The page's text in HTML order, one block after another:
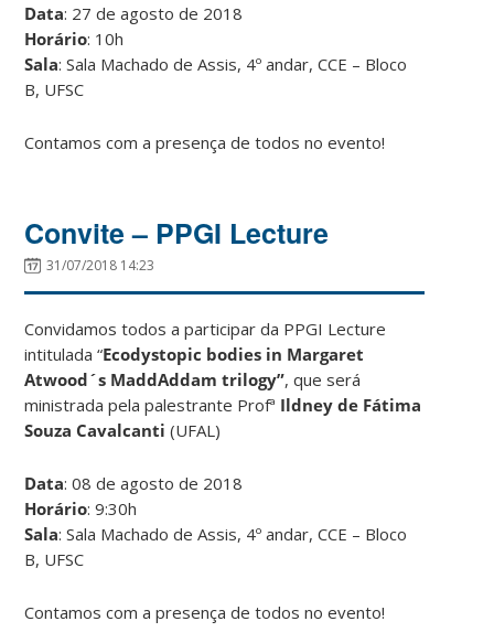
Data: 27 de agosto de 2018
Horário: 10h
Sala: Sala Machado de Assis, 4º andar, CCE – Bloco
B, UFSC
Contamos com a presença de todos no evento!
Convite – PPGI Lecture
31/07/2018 14:23
Convidamos todos a participar da PPGI Lecture
intitulada “Ecodystopic bodies in Margaret
Atwood´s MaddAddam trilogy”, que será
ministrada pela palestrante Profª Ildney de Fátima
Souza Cavalcanti (UFAL)
Data: 08 de agosto de 2018
Horário: 9:30h
Sala: Sala Machado de Assis, 4º andar, CCE – Bloco
B, UFSC
Contamos com a presença de todos no evento!